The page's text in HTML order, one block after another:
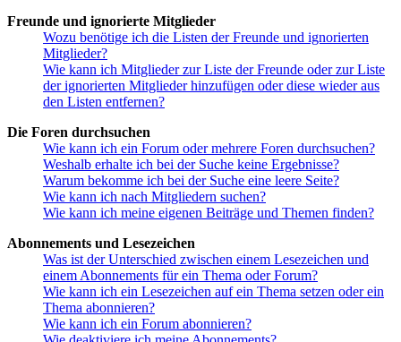
Freunde und ignorierte Mitglieder
Wozu benötige ich die Listen der Freunde und ignorierten
Mitglieder?
Wie kann ich Mitglieder zur Liste der Freunde oder zur Liste
der ignorierten Mitglieder hinzufügen oder diese wieder aus
den Listen entfernen?
Die Foren durchsuchen
Wie kann ich ein Forum oder mehrere Foren durchsuchen?
Weshalb erhalte ich bei der Suche keine Ergebnisse?
Warum bekomme ich bei der Suche eine leere Seite?
Wie kann ich nach Mitgliedern suchen?
Wie kann ich meine eigenen Beiträge und Themen finden?
Abonnements und Lesezeichen
Was ist der Unterschied zwischen einem Lesezeichen und
einem Abonnements für ein Thema oder Forum?
Wie kann ich ein Lesezeichen auf ein Thema setzen oder ein
Thema abonnieren?
Wie kann ich ein Forum abonnieren?